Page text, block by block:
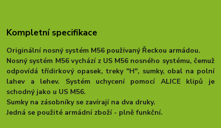
Kompletní specifikace
Originální nosný systém M56 používaný Řeckou armádou.
Nosný systém M56 vychází z US M56 nosného systému, čemuž
odpovídá třídirkový opasek, treky "H", sumky, obal na polní
lahev a lehev. Systém uchycení pomocí ALICE klipů je
schodný jako u US M56.
Sumky na zásobníky se zavírají na dva druky.
Jedná se použité armádní zboží - plně funkční.